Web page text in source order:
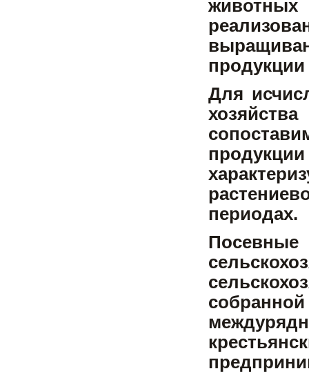
животных
Для
периодах.